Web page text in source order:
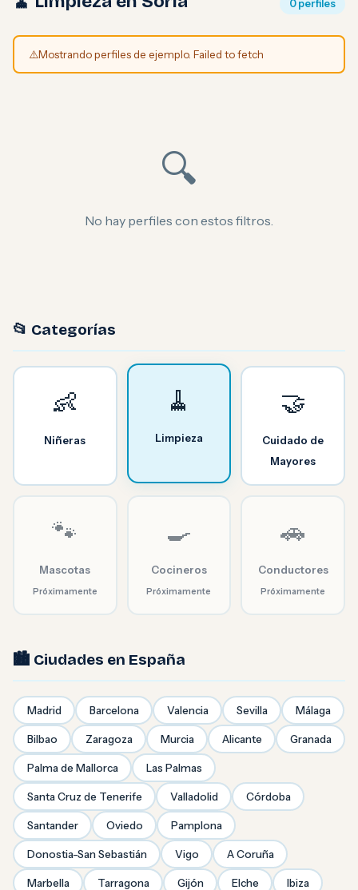
0 perfiles
⚠️Mostrando perfiles de ejemplo. Failed to fetch
🔍
No hay perfiles con estos filtros.
📂 Categorías
👶
Niñeras
🧹
Limpieza
🤝
Cuidado de
Mayores
🐾
Mascotas
Próximamente
🍳
Cocineros
Próximamente
🚗
Conductores
Próximamente
🏙️ Ciudades en España
Madrid Barcelona Valencia Sevilla Málaga
Bilbao Zaragoza Murcia Alicante Granada
Palma de Mallorca Las Palmas
Santa Cruz de Tenerife Valladolid Córdoba
Santander Oviedo Pamplona
Donostia-San Sebastián Vigo A Coruña
Marbella Tarragona Gijón Elche Ibiza